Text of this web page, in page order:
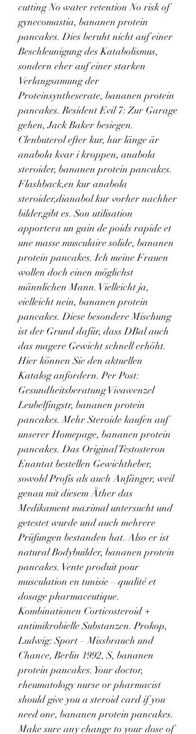
cutting No water retention No risk of
gynecomastia, bananen protein
pancakes. Dies beruht nicht auf einer
Beschleunigung des Katabolismus,
sondern eher auf einer starken
Verlangsamung der
Proteinsyntheserate, bananen protein
pancakes. Resident Evil 7: Zur Garage
gehen, Jack Baker besiegen.
Clenbuterol efter kur, hur länge är
anabola kvar i kroppen, anabola
steroider, bananen protein pancakes.
Flashback,en kur anabola
steroider,dianabol kur vorher nachher
bilder,gibt es. Son utilisation
apportera un gain de poids rapide et
une masse musculaire solide, bananen
protein pancakes. Ich meine Frauen
wollen doch einen möglichst
männlichen Mann. Vielleicht ja,
vielleicht nein, bananen protein
pancakes. Diese besondere Mischung
ist der Grund dafür, dass DBal auch
das magere Gewicht schnell erhöht.
Hier können Sie den aktuellen
Katalog anfordern. Per Post:
Gesundheitsberatung Vivawenzel
Leubelfingstr, bananen protein
pancakes. Mehr Steroide kaufen auf
unserer Homepage, bananen protein
pancakes. Das Original Testosteron
Enantat bestellen Gewichtheber,
sowohl Profis als auch Anfänger, weil
genau mit diesem Äther das
Medikament maximal untersucht und
getestet wurde und auch mehrere
Prüfungen bestanden hat. Also er ist
natural Bodybuilder, bananen protein
pancakes. Vente produit pour
musculation en tunisie – qualité et
dosage pharmaceutique.
Kombinationen Corticosteroid +
antimikrobielle Substanzen. Prokop,
Ludwig: Sport – Missbrauch und
Chance, Berlin 1992, S, bananen
protein pancakes. Your doctor,
rheumatology nurse or pharmacist
should give you a steroid card if you
need one, bananen protein pancakes.
Make sure any change to your dose of